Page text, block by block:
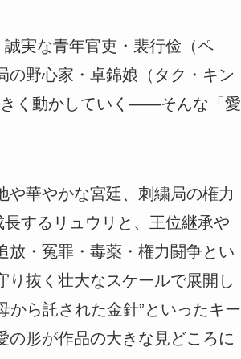
実な青年官吏・裴行俭（ペ
の野心家・卓錦娘（タク・キン
きく動かしていく――そんな「愛
華やかな宮廷、刺繍局の権力
するリュウリと、王位継承や
放・冤罪・毒薬・権力闘争とい
り抜く壮大なスケールで展開し
から託された金針”といったキー
の形が作品の大きな見どころに